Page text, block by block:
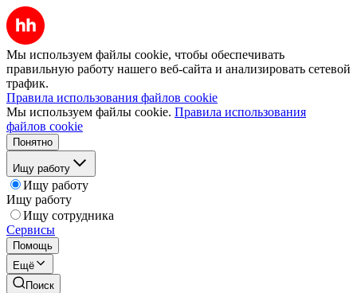
Мы используем файлы cookie, чтобы обеспечивать
правильную работу нашего веб-сайта и анализировать сетевой
трафик.
Правила использования файлов cookie
Мы используем файлы cookie. Правила использования
файлов cookie
Понятно
Ищу работу
Ищу работу
Ищу работу
Ищу сотрудника
Сервисы
Помощь
Ещё
Поиск